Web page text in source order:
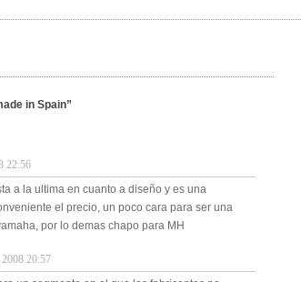
in Spain”
22:56
a la ultima en cuanto a diseño y es una
el precio, un poco cara para ser una
por lo demas chapo para MH
20:57